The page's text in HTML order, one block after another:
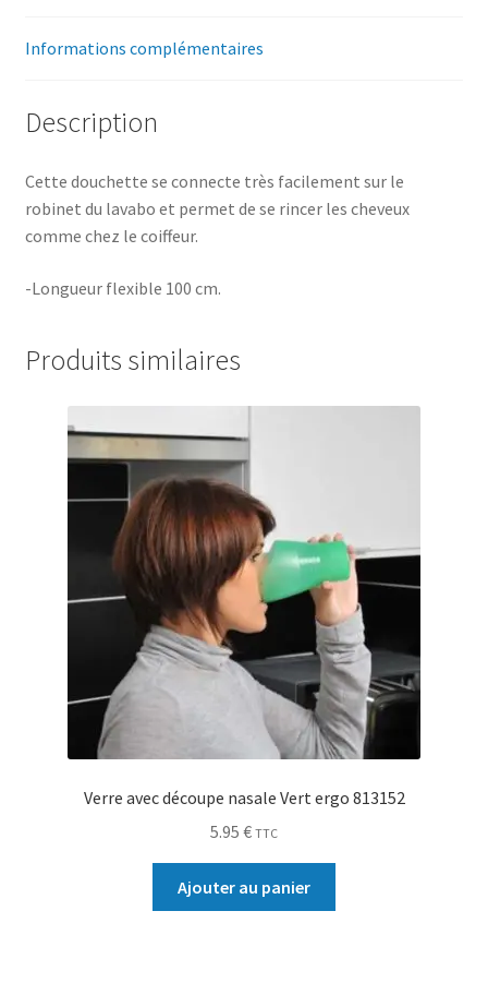
Informations complémentaires
Description
Cette douchette se connecte très facilement sur le
robinet du lavabo et permet de se rincer les cheveux
comme chez le coiffeur.
-Longueur flexible 100 cm.
Produits similaires
Verre avec découpe nasale Vert ergo 813152
5.95 € TTC
Ajouter au panier